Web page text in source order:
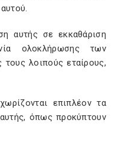
αυτής σε εκκαθάριση
ολοκλήρωσης των
λοιπούς εταίρους,
επιπλέον τα
όπως προκύπτουν